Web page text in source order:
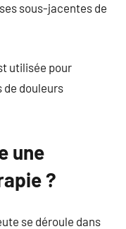
sous-jacentes de
utilisée pour
douleurs
une
?
se déroule dans